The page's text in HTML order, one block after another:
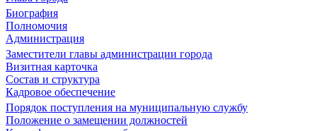
Биография
Полномочия
Администрация
Заместители главы администрации города
Визитная карточка
Состав и структура
Кадровое обеспечение
Порядок поступления на муниципальную службу
Положение о замещении должностей